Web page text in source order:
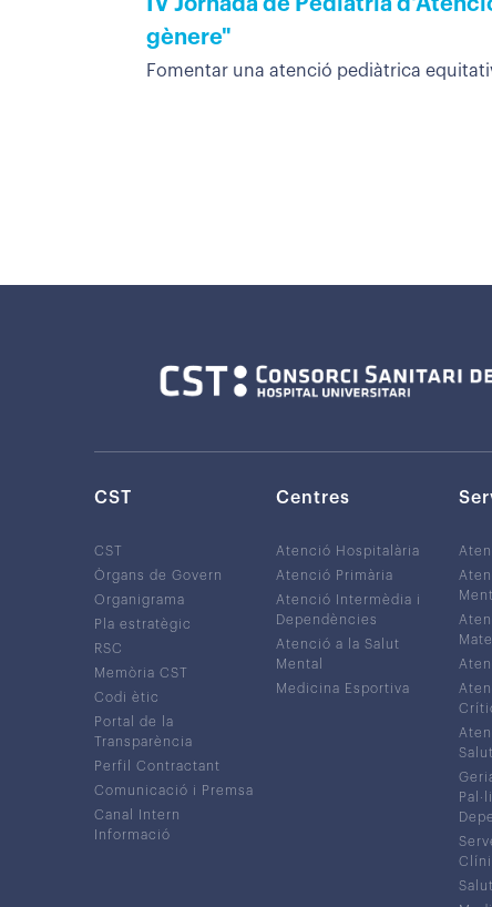
IV Jornada de Pediatria
gènere"
Fomentar una atenció pediàtrica
CST
CST
Òrgans de Govern
Organigrama
Pla estratègic
RSC
Memòria CST
Codi ètic
Portal de la
Transparència
Perfil Contractant
Comunicació i Premsa
Canal Intern
Informació
Centres
Atenció Hospitalària
Atenció Primària
Atenció Intermèdia i
Dependències
Atenció a la Salut
Mental
Medicina Esportiva